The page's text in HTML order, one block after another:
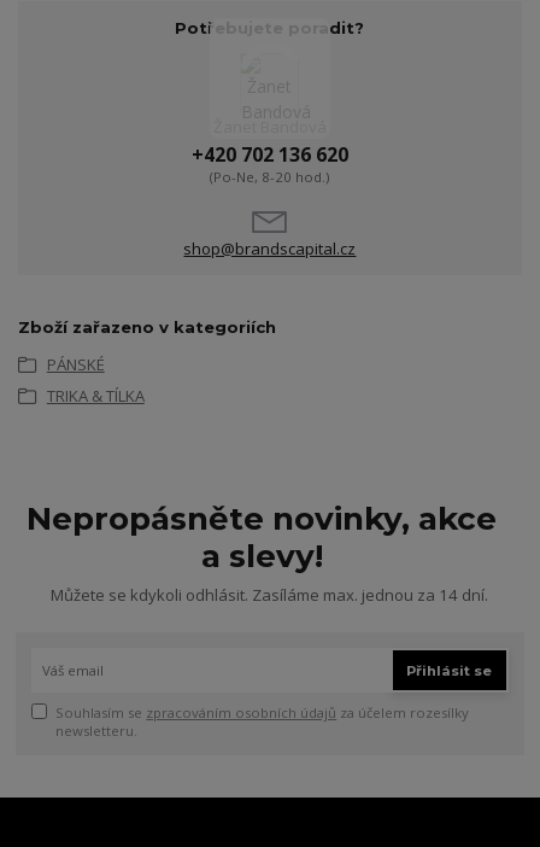
Potřebujete poradit?
+420 702 136 620
(Po-Ne, 8-20 hod.)
shop@brandscapital.cz
Zboží zařazeno v kategoriích
PÁNSKÉ
TRIKA & TÍLKA
Nepropásněte novinky, akce
a slevy!
Můžete se kdykoli odhlásit. Zasíláme max. jednou za 14 dní.
Přihlásit se
Souhlasím se zpracováním osobních údajů za účelem rozesílky
newsletteru.